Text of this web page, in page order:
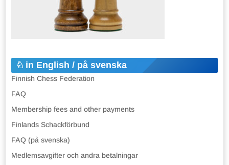
in English / på svenska
Finnish Chess Federation
FAQ
Membership fees and other payments
Finlands Schackförbund
FAQ (på svenska)
Medlemsavgifter och andra betalningar